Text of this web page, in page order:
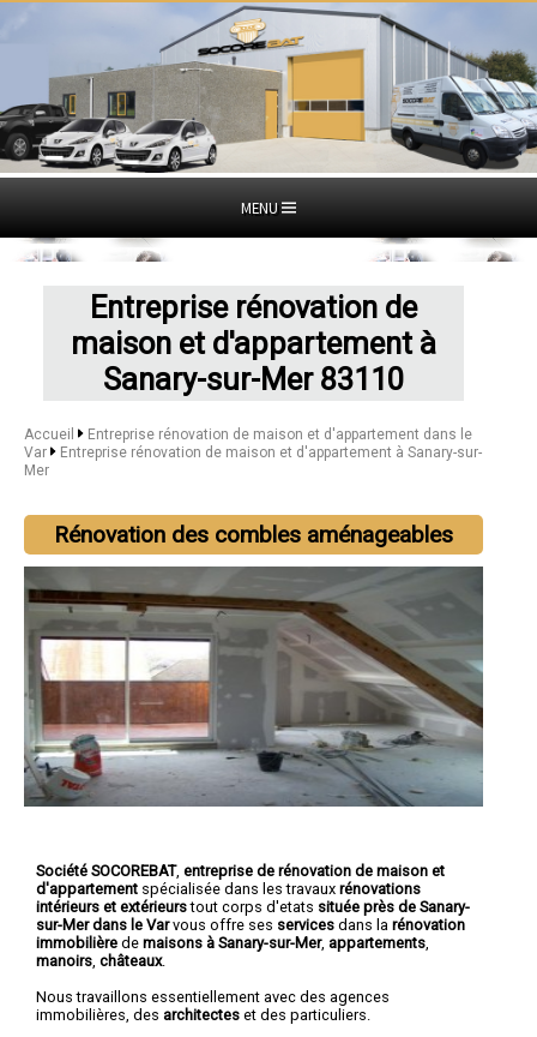
MENU
Entreprise rénovation de
maison et d'appartement à
Sanary-sur-Mer 83110
Accueil
Entreprise rénovation de maison et d'appartement dans le
Var
Entreprise rénovation de maison et d'appartement à Sanary-sur-
Mer
Rénovation des combles aménageables
Société SOCOREBAT, entreprise de rénovation de maison et
d'appartement spécialisée dans les travaux rénovations
intérieurs et extérieurstout corps d'etats située près de Sanary-
sur-Mer dans le Varvous offre ses services dans la rénovation
immobilière de maisons à Sanary-sur-Mer, appartements
manoirs châteaux.
Nous travaillons essentiellement avec des agences
immobilières, des architectes et des particuliers.